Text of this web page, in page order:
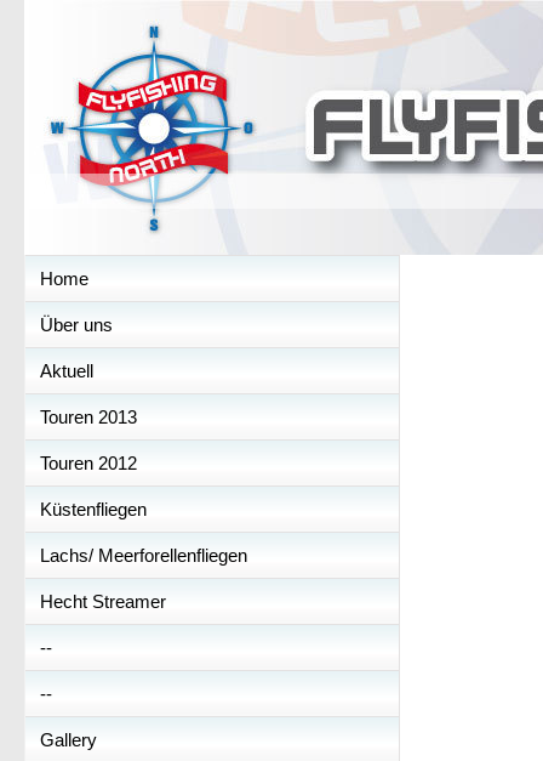
Home
Über uns
Aktuell
Touren 2013
Touren 2012
Küstenfliegen
Lachs/ Meerforellenfliegen
Hecht Streamer
--
--
Gallery